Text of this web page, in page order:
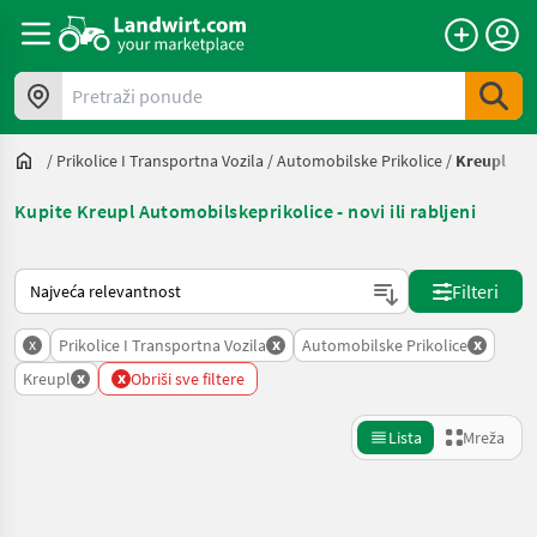
Pretraži ponude
/ Prikolice I Transportna Vozila /Automobilske Prikolice / Kreupl
Kupite Kreupl Automobilskeprikolice - novi ili rabljeni
Način na koji sortira Landwirt.com
Filteri
x Prikolice I Transportna Vozila x Automobilske Prikolice x
Kreupl x x Obriši sve filtere
Lista Mreža